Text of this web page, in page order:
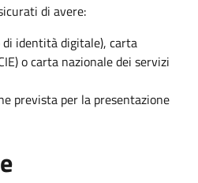
di avere:
di identità digitale), carta
o carta nazionale dei servizi
prevista per la presentazione